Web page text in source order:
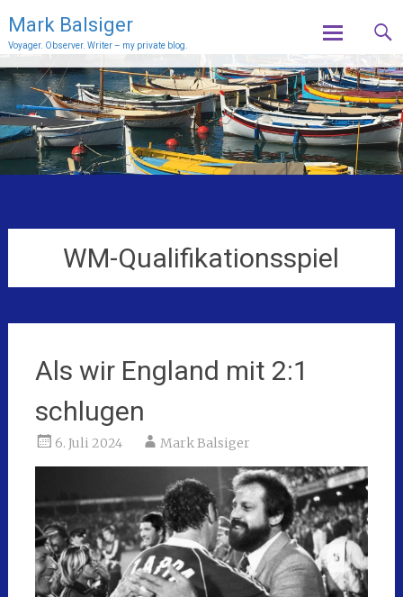
Mark Balsiger
Voyager. Observer. Writer – my private blog.
Skip
to
content
WM-Qualifikationsspiel
Als wir England mit 2:1
schlugen
6. Juli 2024 Mark Balsiger